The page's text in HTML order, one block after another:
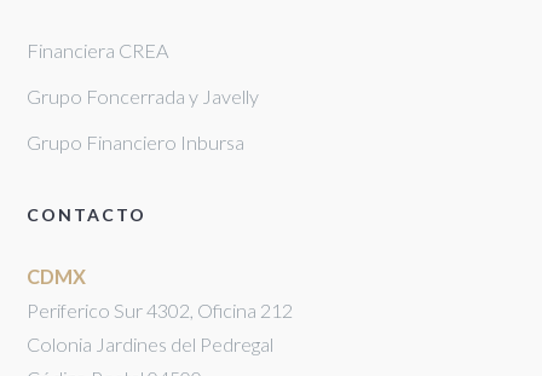
Financiera CREA
Grupo Foncerrada y Javelly
Grupo Financiero Inbursa
CONTACTO
CDMX
Periferico Sur 4302, Oficina 212
Colonia Jardines del Pedregal